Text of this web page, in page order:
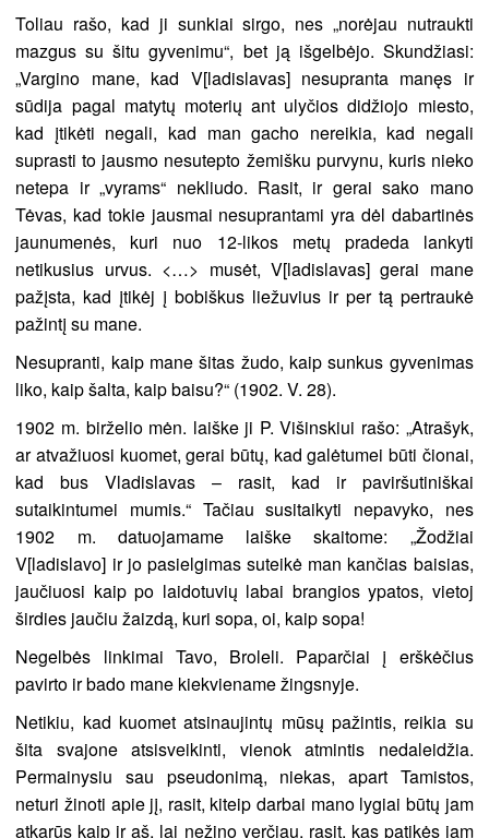
Toliau rašo, kad ji sunkiai sirgo, nes „norėjau nutraukti
mazgus su šitu gyvenimu“, bet ją išgelbėjo. Skundžiasi:
„Vargino mane, kad V[ladislavas] nesupranta manęs ir
sūdija pagal matytų moterių ant ulyčios didžiojo miesto,
kad įtikėti negali, kad man gacho nereikia, kad negali
suprasti to jausmo nesutepto žemišku purvynu, kuris nieko
netepa ir „vyrams“ nekliudo. Rasit, ir gerai sako mano
Tėvas, kad tokie jausmai nesuprantami yra dėl dabartinės
jaunumenės, kuri nuo 12-likos metų pradeda lankyti
netikusius urvus. <…> musėt, V[ladislavas] gerai mane
pažįsta, kad įtikėj į bobiškus liežuvius ir per tą pertraukė
pažintį su mane.
Nesupranti, kaip mane šitas žudo, kaip sunkus gyvenimas
liko, kaip šalta, kaip baisu?“ (1902. V. 28).
1902 m. birželio mėn. laiške ji P. Višinskiui rašo: „Atrašyk,
ar atvažiuosi kuomet, gerai būtų, kad galėtumei būti čionai,
kad bus Vladislavas – rasit, kad ir paviršutiniškai
sutaikintumei mumis.“ Tačiau susitaikyti nepavyko, nes
1902 m. datuojamame laiške skaitome: „Žodžiai
V[ladislavo] ir jo pasielgimas suteikė man kančias baisias,
jaučiuosi kaip po laidotuvių labai brangios ypatos, vietoj
širdies jaučiu žaizdą, kuri sopa, oi, kaip sopa!
Negelbės linkimai Tavo, Broleli. Paparčiai į erškėčius
pavirto ir bado mane kiekviename žingsnyje.
Netikiu, kad kuomet atsinaujintų mūsų pažintis, reikia su
šita svajone atsisveikinti, vienok atmintis nedaleidžia.
Permainysiu sau pseudonimą, niekas, apart Tamistos,
neturi žinoti apie jį, rasit, kiteip darbai mano lygiai būtų jam
atkarūs kaip ir aš, lai nežino verčiau, rasit, kas patikės jam